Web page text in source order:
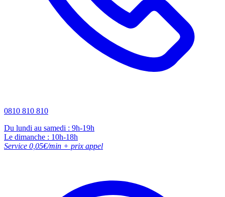
0810 810 810
Du lundi au samedi : 9h-19h
Le dimanche : 10h-18h
Service 0,05€/min + prix appel